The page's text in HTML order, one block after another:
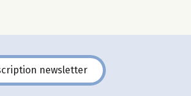
newsletter